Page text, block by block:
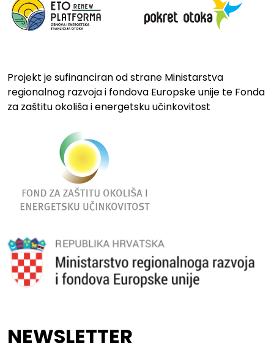
Projekt je sufinanciran od strane Ministarstva
regionalnog razvoja i fondova Europske unije te Fonda
za zaštitu okoliša i energetsku učinkovitost
NEWSLETTER